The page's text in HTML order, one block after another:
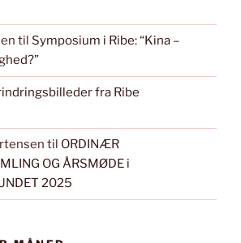
til Symposium i Ribe: “Kina –
fra Ribe
til ORDINÆR
OG ÅRSMØDE i
2025